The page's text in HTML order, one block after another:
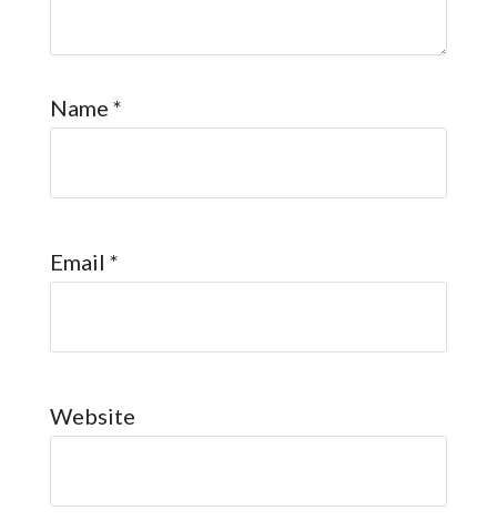
Name *
Email *
Website